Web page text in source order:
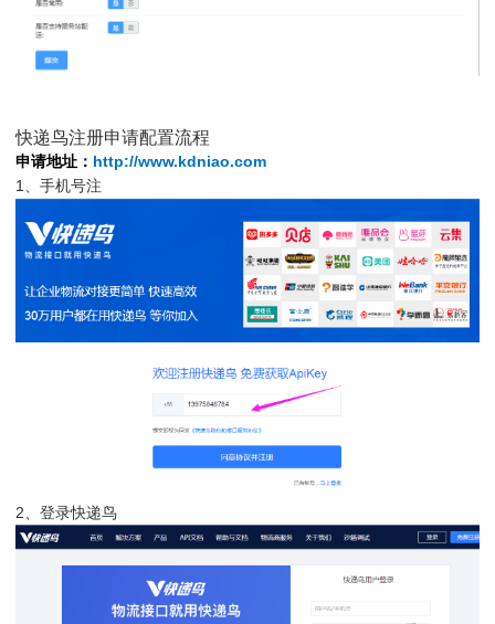
快递鸟注册申请配置流程
申请地址： http://www.kdniao.com
1、手机号注
2、登录快递鸟